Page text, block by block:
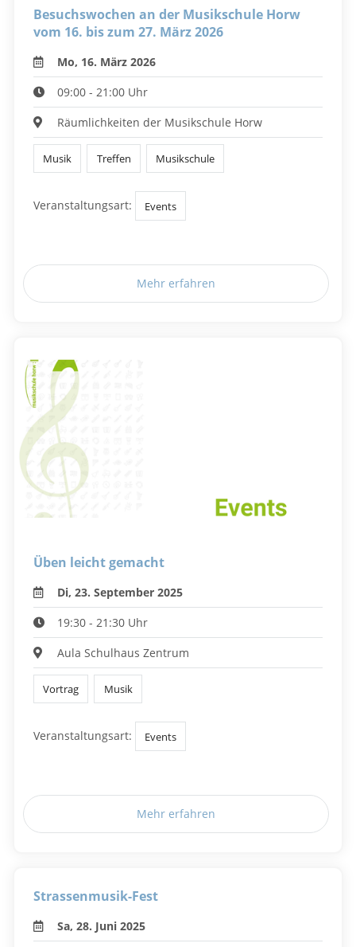
Besuchswochen an der Musikschule Horw
vom 16. bis zum 27. März 2026
Mo, 16. März 2026
09:00 - 21:00 Uhr
Räumlichkeiten der Musikschule Horw
Musik Treffen Musikschule
Veranstaltungsart: Events
Mehr erfahren
Üben leicht gemacht
Di, 23. September 2025
19:30 - 21:30 Uhr
Aula Schulhaus Zentrum
Vortrag Musik
Veranstaltungsart: Events
Mehr erfahren
Strassenmusik-Fest
Sa, 28. Juni 2025